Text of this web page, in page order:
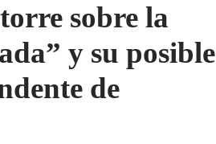
sobre la
y su posible
de